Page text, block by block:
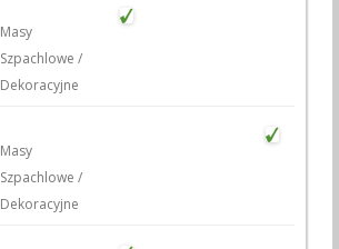
Masy
Szpachlowe /
Dekoracyjne
Masy
Szpachlowe /
Dekoracyjne